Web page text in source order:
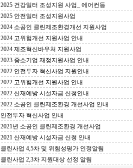
2025 건강일터 조성지원 사업_ 에어컨등
2025 안전일터 조성지원사업
2024 소공인 클린제조환경개선 지원사업
2024 고위험개선 지원사업 안내
2024 제조혁신바우처 지원사업
2023 중소기업 재정지원사업 안내
2022 안전투자 혁신사업 지원안내
2022 고위험개선 지원사업 안내
2022 산재예방 시설자금 신청안내
2022 소공인 클린제조환경 개선사업 안내
안전투자 혁신사업 안내
2021년 소공인 클린제조환경 개선사업
2021 산재예방 시설자금 신청 안내
클린사업 4,5차 및 위험성평가 인정알림
클린사업 2,3차 지원대상 선정 알림